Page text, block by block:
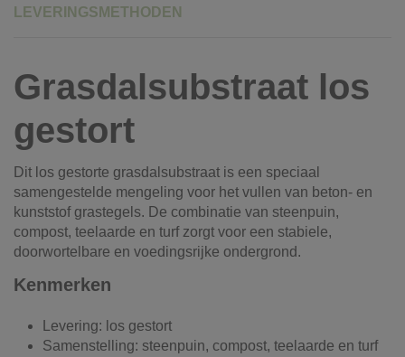
LEVERINGSMETHODEN
Grasdalsubstraat los
gestort
Dit los gestorte grasdalsubstraat is een speciaal
samengestelde mengeling voor het vullen van beton- en
kunststof grastegels. De combinatie van steenpuin,
compost, teelaarde en turf zorgt voor een stabiele,
doorwortelbare en voedingsrijke ondergrond.
Kenmerken
Levering: los gestort
Samenstelling: steenpuin, compost, teelaarde en turf